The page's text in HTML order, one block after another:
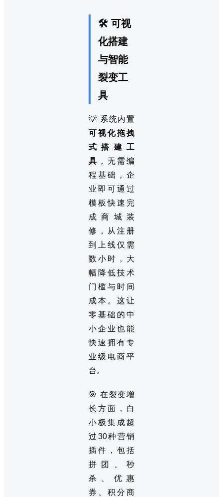
🛠️ 可视
化搭建
与智能
裂变工
具
💡 系统内置
可视化拖拽
式搭建工
具 ，无需编
程基础，企
业即可通过
模板快速完
成商城装
修，从注册
到上线仅需
数小时，大
幅降低技术
门槛与时间
成本。这让
零基础的中
小企业也能
快速拥有专
业级电商平
台。
🎯 在裂变增
长方面，白
小极集成超
过30种营销
插件，包括
拼团、秒
杀、优惠
券、积分商